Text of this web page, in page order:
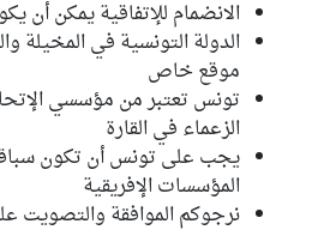
الانضمام للإتفاقية يمكن أن
الدولة التونسية في المخيلة
موقع خاص
تونس تعتبر من مؤسسي
الزعماء في القارة
يجب على تونس أن تكون
المؤسسات الإفريقية
نرجوكم الموافقة والتصويت